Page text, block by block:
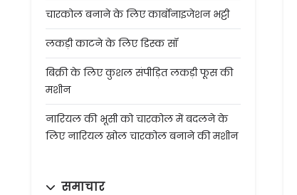
चारकोल बनाने के लिए कार्बोनाइजेशन भट्टी
लकड़ी काटने के लिए डिस्क सॉ
बिक्री के लिए कुशल संपीड़ित लकड़ी फूस की
मशीन
नारियल की भूसी को चारकोल में बदलने के
लिए नारियल खोल चारकोल बनाने की मशीन
समाचार